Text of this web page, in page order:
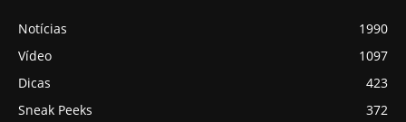
Notícias
1990
Vídeo
1097
Dicas
423
Sneak Peeks
372